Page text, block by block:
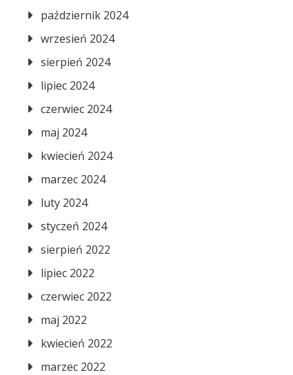
październik 2024
wrzesień 2024
sierpień 2024
lipiec 2024
czerwiec 2024
maj 2024
kwiecień 2024
marzec 2024
luty 2024
styczeń 2024
sierpień 2022
lipiec 2022
czerwiec 2022
maj 2022
kwiecień 2022
marzec 2022